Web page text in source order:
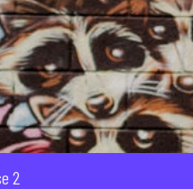
2